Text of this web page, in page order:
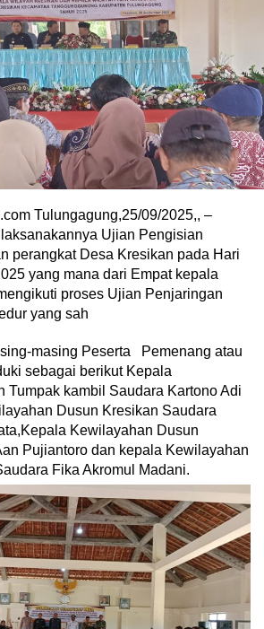
Tulungagung,25/09/2025,, –
Ujian Pengisian
perangkat Desa Kresikan pada Hari
yang mana dari Empat kepala
proses Ujian Penjaringan
yang sah
masing Peserta Pemenang atau
sebagai berikut Kepala
Tumpak kambil Saudara Kartono Adi
Dusun Kresikan Saudara
Kewilayahan Dusun
Pujiantoro dan kepala Kewilayahan
Fika Akromul Madani.